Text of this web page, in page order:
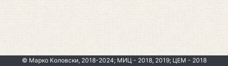
© Марко Коловски, 2018-2024; МИЦ - 2018, 2019; ЦЕМ - 2018